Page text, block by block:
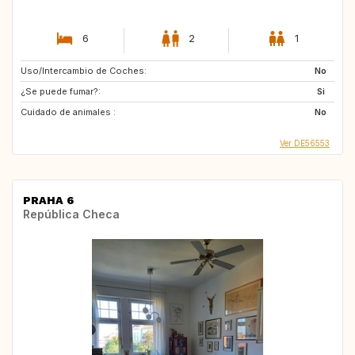
6 2 1
Uso/Intercambio de Coches:
No
¿Se puede fumar?:
Si
Cuidado de animales :
No
Ver DE56553
PRAHA 6
República Checa